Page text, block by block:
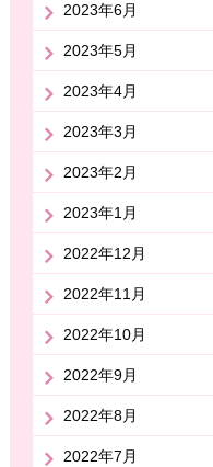
2023年6月
2023年5月
2023年4月
2023年3月
2023年2月
2023年1月
2022年12月
2022年11月
2022年10月
2022年9月
2022年8月
2022年7月